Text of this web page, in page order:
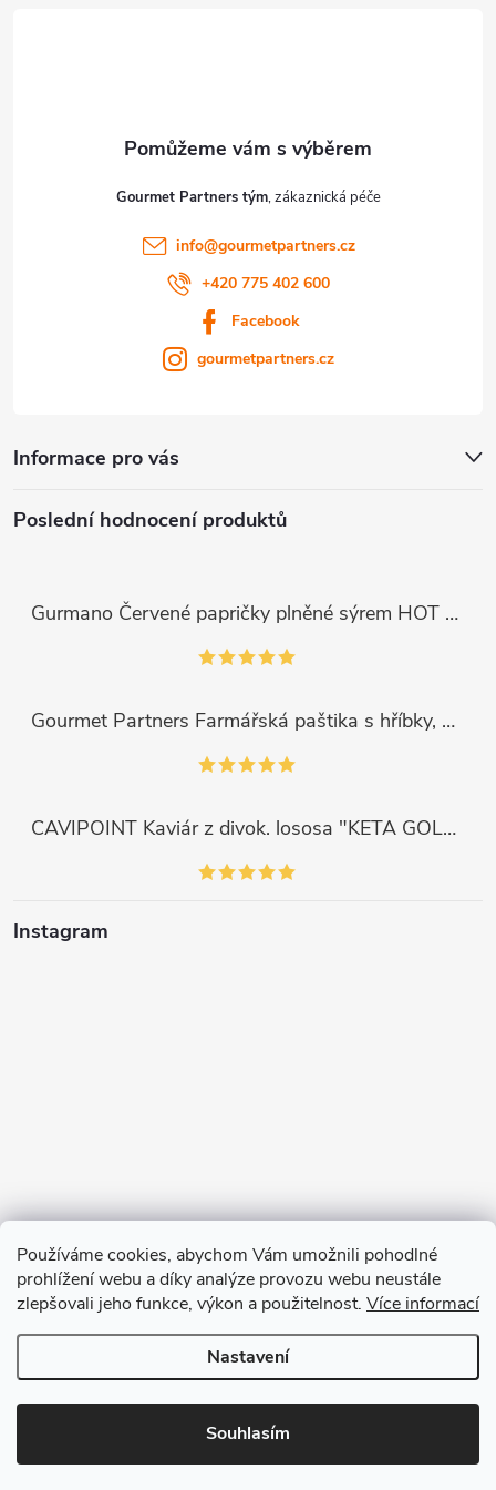
Používáme cookies, abychom Vám umožnili pohodlné
prohlížení webu a díky analýze provozu webu neustále
zlepšovali jeho funkce, výkon a použitelnost. Více informací
Nastavení
Souhlasím
Informace pro vás
Gourmet Partners tým
info@gourmetpartners.cz
+420 775 402 600
Facebook
gourmetpartners.cz
Poslední hodnocení produktů
Gurmano Červené papričky plněné sýrem HOT palivé, 290g
Gourmet Partners Farmářská paštika s hříbky, 180g
CAVIPOINT Kaviár z divok. lososa "KETA GOLD", 200g
Instagram
Sledovat na Instagramu
Copyright 2026GOURMET PARTNERS. Všechna práva vyhrazena.